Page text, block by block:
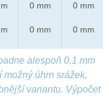
0 mm
0 mm
0 mm
0 mm
alespoň 0,1 mm
úhrn srážek,
variantu. Výpočet